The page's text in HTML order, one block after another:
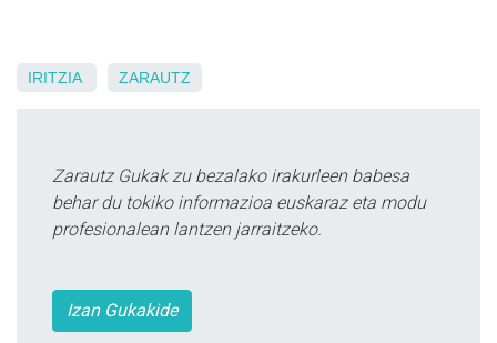
IRITZIA ZARAUTZ
Zarautz Gukak zu bezalako irakurleen babesa
behar du tokiko informazioa euskaraz eta modu
profesionalean lantzen jarraitzeko.
Izan Gukakide